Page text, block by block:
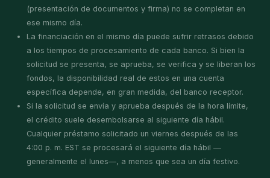
(presentación de documentos y firma) no se completan en
ese mismo día.
La financiación en el mismo día puede sufrir retrasos debido
a los tiempos de procesamiento de cada banco. Si bien la
solicitud se presenta, se aprueba, se verifica y se liberan los
fondos, la disponibilidad real de estos en una cuenta
específica depende, en gran medida, del banco receptor.
Si la solicitud se envía y aprueba después de la hora límite,
el crédito suele desembolsarse al siguiente día hábil.
Cualquier préstamo solicitado un viernes después de las
4:00 p. m. EST se procesará el siguiente día hábil —
generalmente el lunes—, a menos que sea un día festivo.